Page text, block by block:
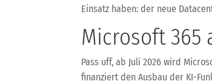
Einsatz haben: der neue
Microsoft 365
Pass uff, ab Juli 2026 wird
finanziert den Ausbau der KI-